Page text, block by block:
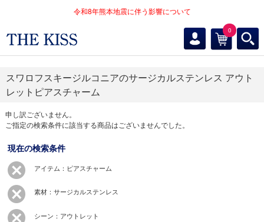
令和8年熊本地震に伴う影響について
0
スワロフスキージルコニアのサージカルステンレス アウト
レットピアスチャーム
申し訳ございません。
ご指定の検索条件に該当する商品はございませんでした。
現在の検索条件
アイテム：ピアスチャーム
素材：サージカルステンレス
シーン：アウトレット